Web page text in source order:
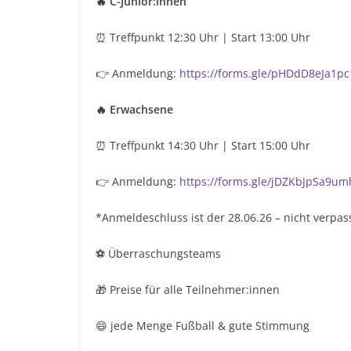
⏰ Treffpunkt 12:30 Uhr | Start 13:00 Uhr
👉 Anmeldung: https://forms.gle/
🔥 Erwachsene
⏰ Treffpunkt 14:30 Uhr | Start 15:00 Uhr
👉 Anmeldung: https://forms.gle/
*Anmeldeschluss ist der 28.06.26 – nicht
⚽ Überraschungsteams
🎁 Preise für alle Teilnehmer:innen
😄 jede Menge Fußball & gute Stimmung